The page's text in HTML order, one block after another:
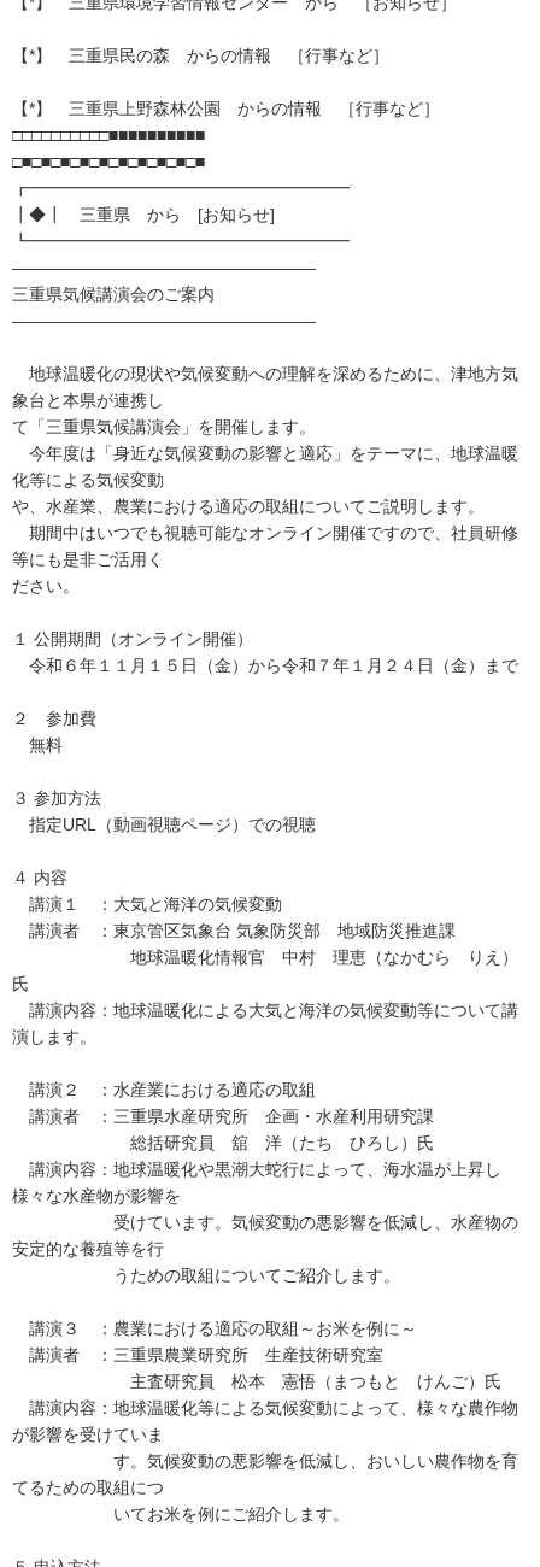
【*】 三重県民の森 からの情報 ［行事など］
【*】 三重県上野森林公園 からの情報 ［行事など］
□□□□□□□□□□■■■■■■■■■■
□■□■□■□■□■□■□■□■□■□■
┏━━━━━━━━━━━━━━━━━━━
┃◆┃ 三重県 から [お知らせ]
┗━━━━━━━━━━━━━━━━━━━
――――――――――――――――――
三重県気候講演会のご案内
――――――――――――――――――
地球温暖化の現状や気候変動への理解を深めるために、津地方気
象台と本県が連携し
て「三重県気候講演会」を開催します。
今年度は「身近な気候変動の影響と適応」をテーマに、地球温暖
化等による気候変動
や、水産業、農業における適応の取組についてご説明します。
期間中はいつでも視聴可能なオンライン開催ですので、社員研修
等にも是非ご活用く
ださい。
１ 公開期間（オンライン開催）
令和６年１１月１５日（金）から令和７年１月２４日（金）まで
２ 参加費
無料
３ 参加方法
指定URL（動画視聴ページ）での視聴
４ 内容
講演１ ：大気と海洋の気候変動
講演者 ：東京管区気象台 気象防災部 地域防災推進課
地球温暖化情報官 中村 理恵（なかむら りえ）
氏
講演内容：地球温暖化による大気と海洋の気候変動等について講
演します。
講演２ ：水産業における適応の取組
講演者 ：三重県水産研究所 企画・水産利用研究課
総括研究員 舘 洋（たち ひろし）氏
講演内容：地球温暖化や黒潮大蛇行によって、海水温が上昇し
様々な水産物が影響を
受けています。気候変動の悪影響を低減し、水産物の
安定的な養殖等を行
うための取組についてご紹介します。
講演３ ：農業における適応の取組～お米を例に～
講演者 ：三重県農業研究所 生産技術研究室
主査研究員 松本 憲悟（まつもと けんご）氏
講演内容：地球温暖化等による気候変動によって、様々な農作物
が影響を受けていま
す。気候変動の悪影響を低減し、おいしい農作物を育
てるための取組につ
いてお米を例にご紹介します。